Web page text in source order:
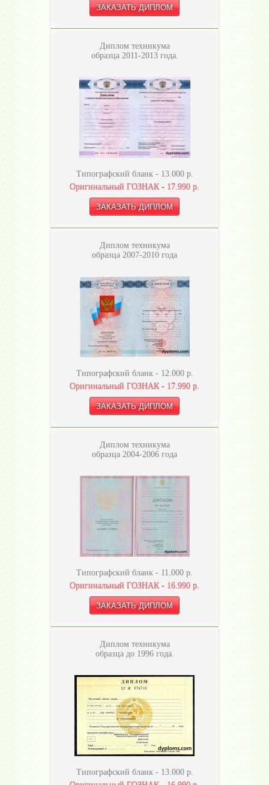
Диплом техникума
образца 2011-2013 года.
Типографский бланк - 13.000р.
Оригинальный ГОЗНАК - 17.990 р.
Диплом техникума
образца 2007-2010 года
Типографский бланк - 12.000р.
Оригинальный ГОЗНАК - 17.990 р.
Диплом техникума
образца 2004-2006 года
Типографский бланк - 11.000 р.
Оригинальный ГОЗНАК - 16.990 р.
Диплом техникума
образца до 1996 года.
Типографский бланк - 13.000р.